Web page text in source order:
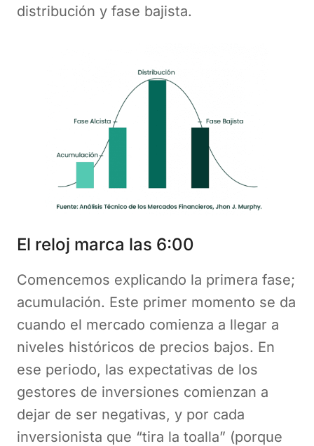
distribución y fase bajista.
El reloj marca las 6:00
Comencemos explicando la primera fase;
acumulación. Este primer momento se da
cuando el mercado comienza a llegar a
niveles históricos de precios bajos. En
ese periodo, las expectativas de los
gestores de inversiones comienzan a
dejar de ser negativas, y por cada
inversionista que “tira la toalla” (porque